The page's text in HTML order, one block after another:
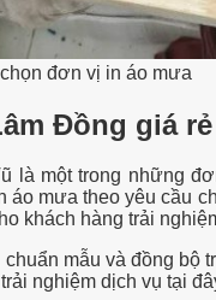
đơn vị in áo mưa
Đồng giá rẻ
là một trong những
áo mưa theo yêu cầu
khách hàng trải
mẫu và đồng bộ
nghiệm dịch vụ tại